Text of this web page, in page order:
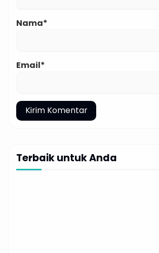
Nama*
Email*
Terbaik untuk Anda